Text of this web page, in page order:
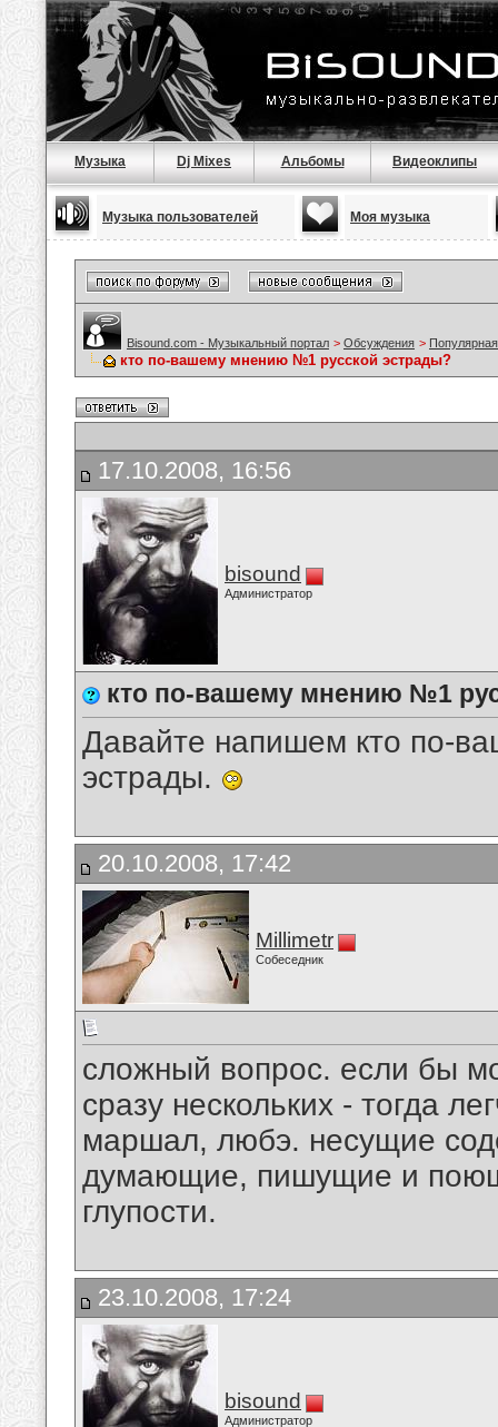
Музыка Dj Mixes Альбомы Видеоклипы
Музыка пользователей Моя музыка
Bisound.com - Музыкальный портал > Обсуждения >
кто по-вашему мнению №1 русской эстрады?
17.10.2008, 16:56
bisound
Администратор
кто по-вашему мнению №1
Давайте напишем кто по-
эстрады.
20.10.2008, 17:42
Millimetr
Собеседник
сложный вопрос. если бы
сразу нескольких - тогда
маршал, любэ. несущие
думающие, пишущие и
глупости.
23.10.2008, 17:24
bisound
Администратор